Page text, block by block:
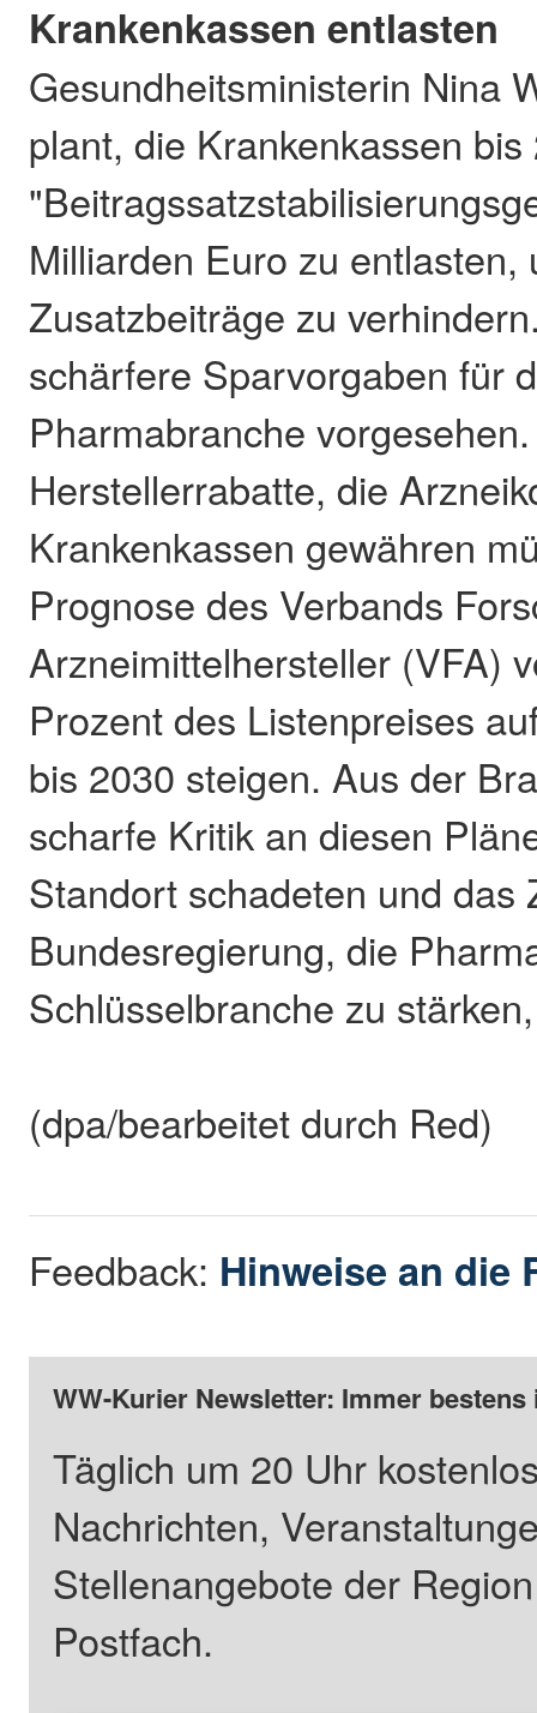
Krankenkassen entlasten
Gesundheitsministerin Nina
plant, die Krankenkassen
Milliarden Euro zu entlasten,
Zusatzbeiträge zu
schärfere Sparvorgaben für
Pharmabranche
Herstellerrabatte, die
Krankenkassen gewähren
Prognose des Verbands
Arzneimittelhersteller (VFA)
Prozent des Listenpreises
bis 2030 steigen. Aus der
scharfe Kritik an diesen
Standort schadeten und das
Bundesregierung, die
Schlüsselbranche zu
(dpa/bearbeitet durch Red)
Feedback: Hinweise an die
WW-Kurier Newsletter: Immer
Täglich um 20 Uhr
Nachrichten,
Stellenangebote der
Postfach.